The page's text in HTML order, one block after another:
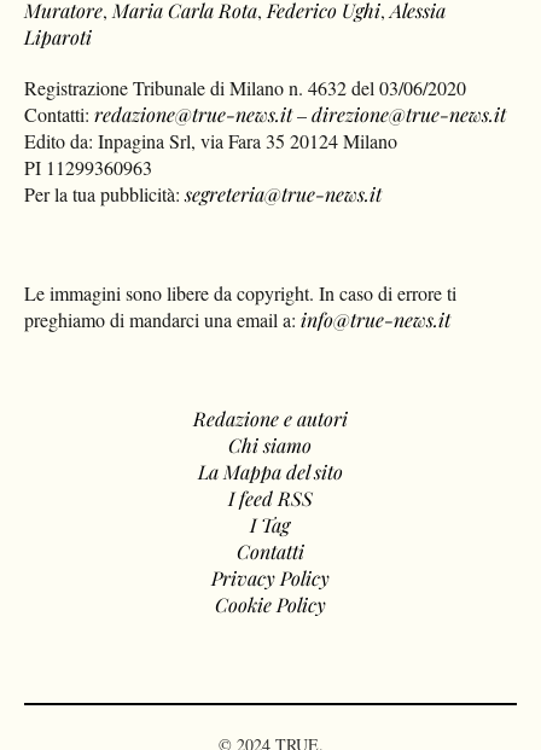
Muratore Maria Carla Rota Federico Ughi Alessia
Liparoti
Registrazione Tribunale di Milano n. 4632 del 03/06/2020
Contatti:redazione@true-news.it–direzione@true-news.it
Edito da: Inpagina Srl, via Fara 35 20124 Milano
PI 11299360963
Per la tua pubblicità: segreteria@true-news.it
Le immagini sono libere da copyright. In caso di errore ti
preghiamo di mandarci una email a: info@true-news.it
Redazione e autori
Chi siamo
La Mappa del sito
I feed RSS
I Tag
Contatti
Privacy Policy
Cookie Policy
© 2024 TRUE.